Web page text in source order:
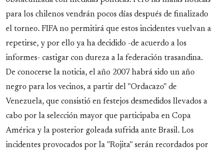
para los chilenos vendrán pocos días después de finalizado
el torneo. FIFA no permitirá que estos incidentes vuelvan a
repetirse, y por ello ya ha decidido -de acuerdo a los
informes- castigar con dureza a la federación trasandina.
De conocerse la noticia, el año 2007 habrá sido un año
negro para los vecinos, a partir del "Ordacazo" de
Venezuela, que consistió en festejos desmedidos llevados a
cabo por la selección mayor que participaba en Copa
América y la posterior goleada sufrida ante Brasil. Los
incidentes provocados por la "Rojita" serán recordados por